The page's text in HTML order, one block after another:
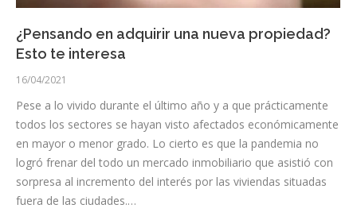
¿Pensando en adquirir una nueva propiedad?
Esto te interesa
16/04/2021
Pese a lo vivido durante el último año y a que prácticamente
todos los sectores se hayan visto afectados económicamente
en mayor o menor grado. Lo cierto es que la pandemia no
logró frenar del todo un mercado inmobiliario que asistió con
sorpresa al incremento del interés por las viviendas situadas
fuera de las ciudades.…